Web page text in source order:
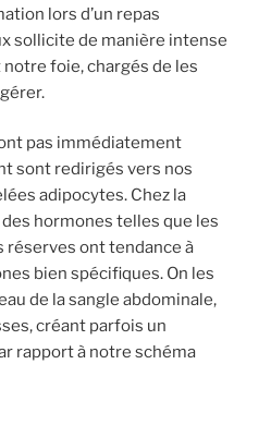
lors d’un repas
sollicite de manière intense
foie, chargés de les
pas immédiatement
sont redirigés vers nos
adipocytes. Chez la
hormones telles que les
ont tendance à
bien spécifiques. On les
de la sangle abdominale,
créant parfois un
rapport à notre schéma